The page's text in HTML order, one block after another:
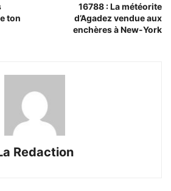
ton
16788 : La météorite
d’Agadez vendue aux
enchères à New-York
Redaction